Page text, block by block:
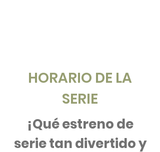
HORARIO DE LA
SERIE
¡Qué estreno de
serie tan divertido y